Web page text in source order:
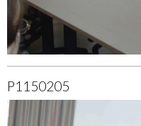
P1150205